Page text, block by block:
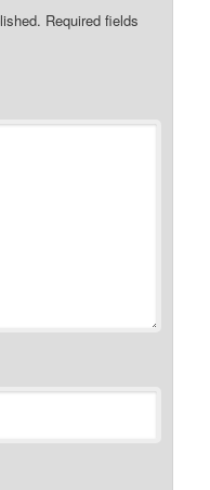
Required fields